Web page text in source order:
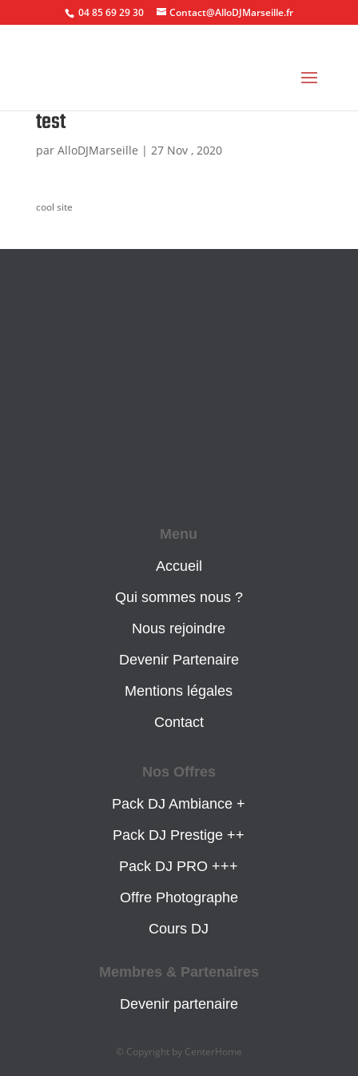
04 85 69 29 30 Contact@AlloDJMarseille.fr
test
par AlloDJMarseille | 27 Nov , 2020
cool site
Menu
Accueil
Qui sommes nous ?
Nous rejoindre
Devenir Partenaire
Mentions légales
Contact
Nos Offres
Pack DJ Ambiance +
Pack DJ Prestige ++
Pack DJ PRO +++
Offre Photographe
Cours DJ
Membres & Partenaires
Devenir partenaire
© Copyright by CenterHome